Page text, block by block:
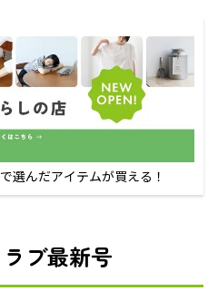
選んだアイテムが買える！
ブ最新号